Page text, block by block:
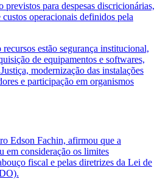
para despesas discricionárias,
operacionais definidos pela
recursos estão segurança institucional,
de equipamentos e softwares,
modernização das instalações
e participação em organismos
Edson Fachin, afirmou que a
em consideração os limites
fiscal e pelas diretrizes da Lei de